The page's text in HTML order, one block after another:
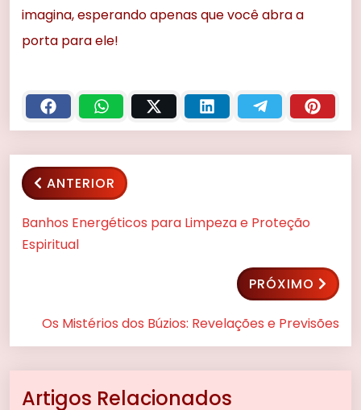
imagina, esperando apenas que você abra a
porta para ele!
ANTERIOR
Banhos Energéticos para Limpeza e Proteção
Espiritual
PRÓXIMO
Os Mistérios dos Búzios: Revelações e Previsões
Artigos Relacionados